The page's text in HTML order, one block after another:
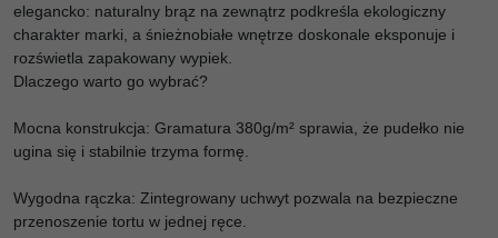
elegancko: naturalny brąz na zewnątrz podkreśla ekologiczny
charakter marki, a śnieżnobiałe wnętrze doskonale eksponuje i
rozświetla zapakowany wypiek.
Dlaczego warto go wybrać?
Mocna konstrukcja: Gramatura 380g/m² sprawia, że pudełko nie
ugina się i stabilnie trzyma formę.
Wygodna rączka: Zintegrowany uchwyt pozwala na bezpieczne
przenoszenie tortu w jednej ręce.